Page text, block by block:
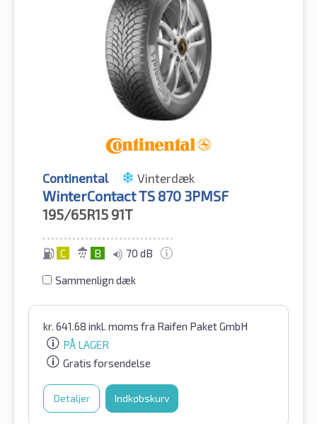
Continental Vinterdæk
WinterContact TS 870 3PMSF
195/65R15 91T
C B 70 dB
Sammenlign dæk
kr. 641.68 inkl. moms fra Raifen Paket GmbH
PÅ LAGER
Gratis forsendelse
Detaljer Indkøbskurv